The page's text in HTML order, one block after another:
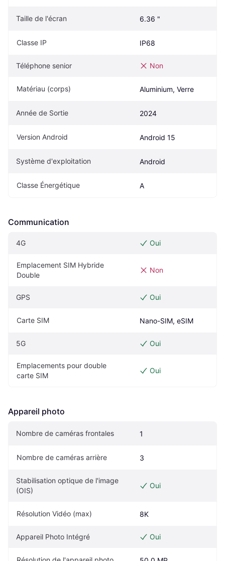
Taille de l'écran 6.36 "
Classe IP IP68
Téléphone senior Non
Matériau (corps) Aluminium, Verre
Année de Sortie 2024
Version Android Android 15
Système d'exploitation Android
Classe Énergétique A
Communication
4G Oui
Emplacement SIM Hybride
Double
Non
GPS Oui
Carte SIM Nano-SIM, eSIM
5G Oui
Emplacements pour double
carte SIM
Oui
Appareil photo
Nombre de caméras frontales 1
Nombre de caméras arrière 3
Stabilisation optique de l'image
(OIS)
Oui
Résolution Vidéo (max) 8K
Appareil Photo Intégré Oui